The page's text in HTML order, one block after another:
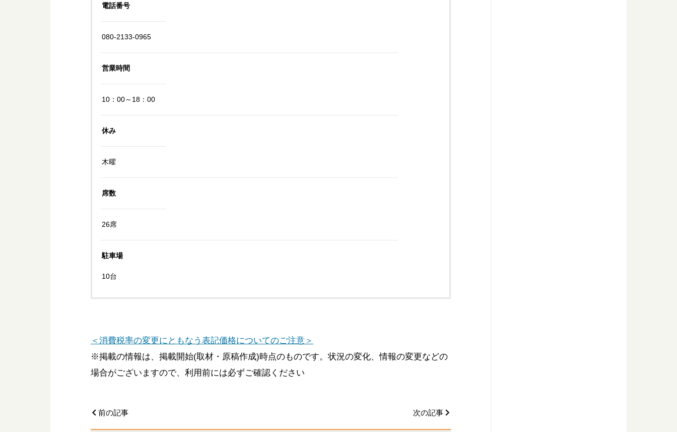
電話番号
080-2133-0965
営業時間
10：00～18：00
休み
木曜
席数
26席
駐車場
10台
＜消費税率の変更にともなう表記価格についてのご注意＞
※掲載の情報は、掲載開始(取材・原稿作成)時点のものです。状況の変化、情報の変更などの
場合がございますので、利用前には必ずご確認ください
前の記事 次の記事